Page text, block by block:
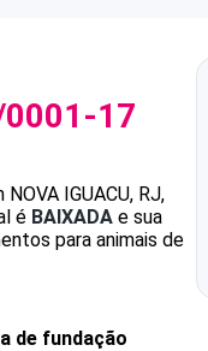
17
IGUACU, RJ,
é BAIXADA e sua
para animais de
de fundação